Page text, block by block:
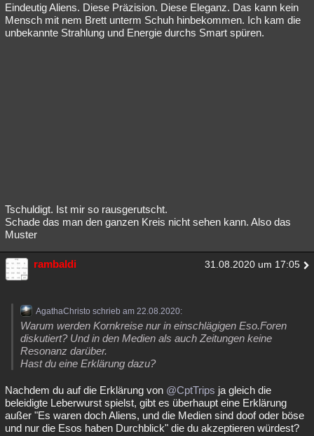
Eindeutig Aliens. Diese Präzision. Diese Eleganz. Das kann kein
Mensch mit nem Brett unterm Schuh hinbekommen. Ich kam die
unbekannte Strahlung und Energie durchs Smart spüren.
Tschuldigt. Ist mir so rausgerutscht.
Schade das man den ganzen Kreis nicht sehen kann. Also das
Muster
rambaldi 31.08.2020 um 17:05
AgathaChristo schrieb am 22.08.2020:
Warum werden Kornkreise nur in einschlägigen Eso.Foren
diskutiert? Und in den Medien als auch Zeitungen keine
Resonanz darüber.
Hast du eine Erklärung dazu?
Nachdem du auf die Erklärung von @CptTrips ja gleich die
beleidigte Leberwurst spielst, gibt es überhaupt eine Erklärung
außer "Es waren doch Aliens, und die Medien sind doof oder böse
und nur die Esos haben Durchblick" die du akzeptieren würdest?